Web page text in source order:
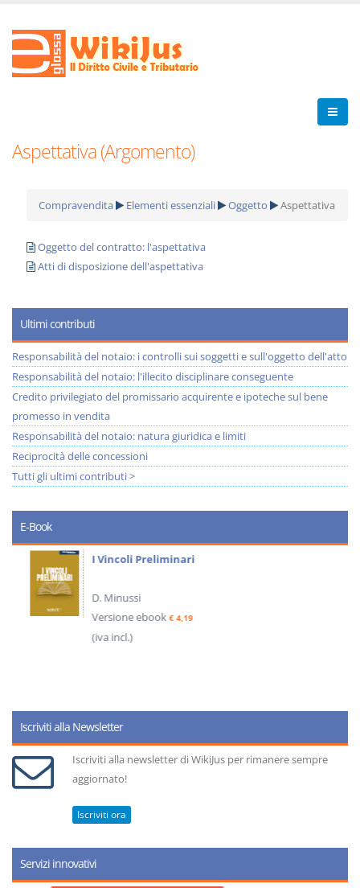
Aspettativa (Argomento)
Compravendita Elementi essenziali Oggetto Aspettativa
Oggetto del contratto: l'aspettativa
Atti di disposizione dell'aspettativa
Ultimi contributi
Responsabilità del notaio: i controlli sui soggetti e sull'oggetto dell'atto
Responsabilità del notaio: l'illecito disciplinare conseguente
Credito privilegiato del promissario acquirente e ipoteche sul bene
promesso in vendita
Responsabilità del notaio: natura giuridica e limiti
Reciprocità delle concessioni
Tutti gli ultimi contributi >
E-Book
I Vincoli Preliminari
D. Minussi
Versione ebook€ 4,19
(iva incl.)
Iscriviti alla Newsletter
Iscriviti alla newsletter di WikiJus per rimanere sempre
aggiornato!
Iscriviti ora
Servizi innovativi